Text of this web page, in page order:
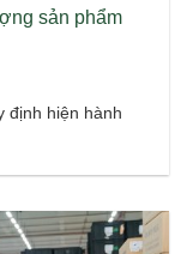
sản phẩm
định hiện hành